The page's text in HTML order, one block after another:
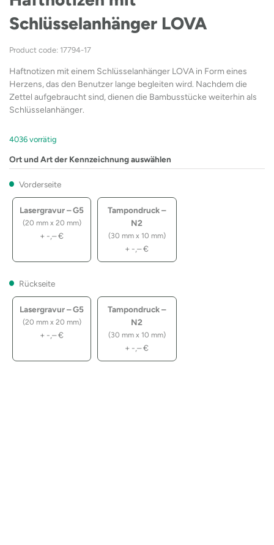
Schlüsselanhänger LOVA
Product code: 17794-17
Haftnotizen mit einem Schlüsselanhänger LOVA in Form eines
Herzens, das den Benutzer lange begleiten wird. Nachdem die
Zettel aufgebraucht sind, dienen die Bambusstücke weiterhin als
Schlüsselanhänger.
4036 vorrätig
Ort und Art der Kennzeichnung auswählen
Vorderseite
Lasergravur – G5
(20 mm x 20 mm)
+ -,–€
Tampondruck –
N2
(30 mm x 10 mm)
+ -,–€
Rückseite
Lasergravur – G5
(20 mm x 20 mm)
+ -,–€
Tampondruck –
N2
(30 mm x 10 mm)
+ -,–€